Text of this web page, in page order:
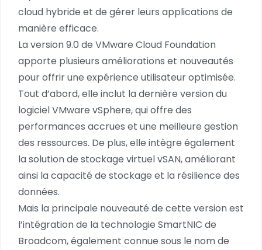
cloud hybride et de gérer leurs applications de
manière efficace.
La version 9.0 de VMware Cloud Foundation
apporte plusieurs améliorations et nouveautés
pour offrir une expérience utilisateur optimisée.
Tout d’abord, elle inclut la dernière version du
logiciel VMware vSphere, qui offre des
performances accrues et une meilleure gestion
des ressources. De plus, elle intègre également
la solution de stockage virtuel vSAN, améliorant
ainsi la capacité de stockage et la résilience des
données.
Mais la principale nouveauté de cette version est
l’intégration de la technologie SmartNIC de
Broadcom, également connue sous le nom de